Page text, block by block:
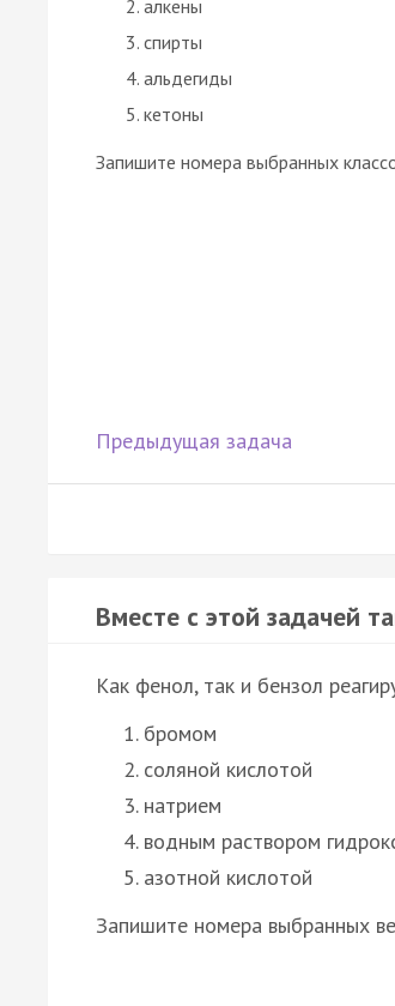
алкены
спирты
альдегиды
кетоны
Запишите номера выбранных
Предыдущая задача
Вместе с этой задачей
Как фенол, так и бензол
бромом
соляной кислотой
натрием
водным раствором
азотной кислотой
Запишите номера выбранных